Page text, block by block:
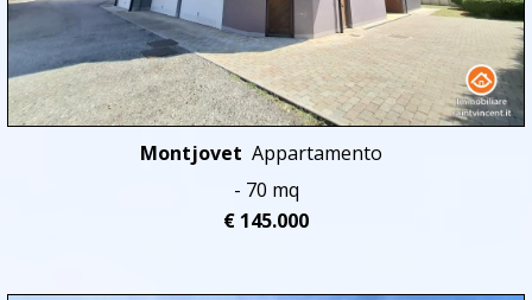
Montjovet Appartamento
- 70 mq
€ 145.000